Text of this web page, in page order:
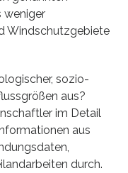
weniger
Windschutzgebiete
sozio-
aus?
im Detail
aus
durch.